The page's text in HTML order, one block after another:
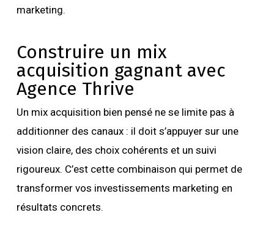
marketing.
Construire un mix
acquisition gagnant avec
Agence Thrive
Un mix acquisition bien pensé ne se limite pas à
additionner des canaux : il doit s’appuyer sur une
vision claire, des choix cohérents et un suivi
rigoureux. C’est cette combinaison qui permet de
transformer vos investissements marketing en
résultats concrets.